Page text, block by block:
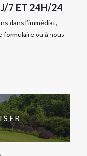
7 ET 24H/24
dans l’immédiat,
formulaire ou à nous